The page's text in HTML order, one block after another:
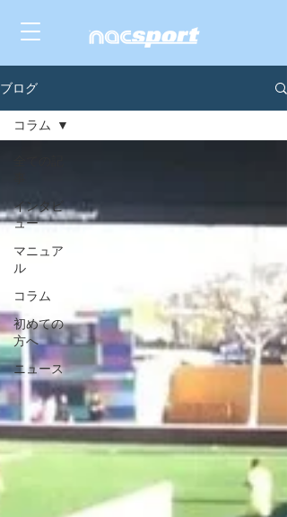
ブログ
インタビ
ュー
マニュア
ル
コラム
初めての
方へ
ニュース
コラム